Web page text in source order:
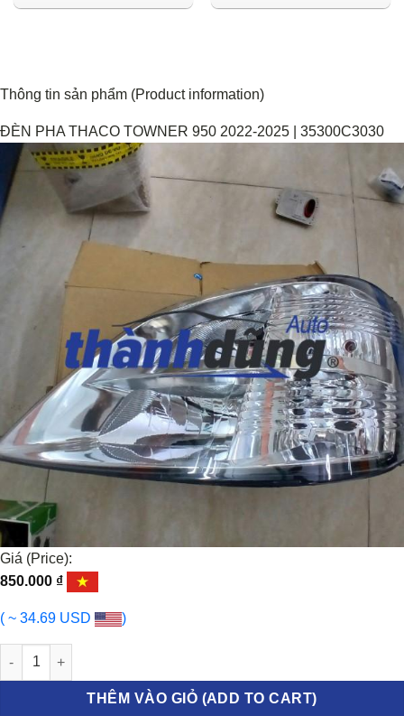
Thông tin sản phẩm (Product information)
ĐÈN PHA THACO TOWNER 950 2022-2025 | 35300C3030
Giá (Price):
850.000 ₫
( ~ 34.69 USD )
ĐÈN PHA THACO TOWNER 950 2022-2025 | 35300C3030 số lượng
THÊM VÀO GIỎ (ADD TO CART)